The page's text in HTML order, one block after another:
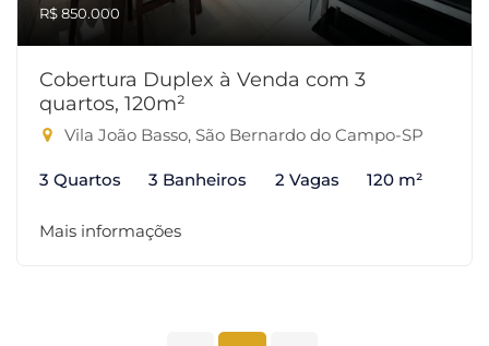
R$ 850.000
Cobertura Duplex à Venda com 3
quartos, 120m²
Vila João Basso, São Bernardo do Campo-SP
3 Quartos 3 Banheiros 2 Vagas 120 m²
Mais informações